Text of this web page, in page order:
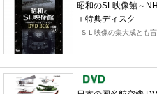
昭和のSL映像館～
＋特典ディスク
ＳＬ映像の集大成とも